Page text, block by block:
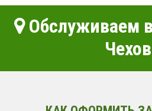
Обслуживаем